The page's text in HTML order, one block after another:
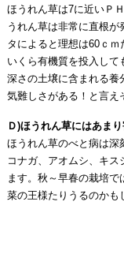
ほうれん草は7に近いＰ
うれん草は非常に直根
タによると理想は60ｃ
いくら有機質を投入し
深さの土壌に含まれる養
気難しさがある！と言え
Ｄ)ほうれん草にはあま
ほうれん草のべと病は深
コナガ、アオムシ、キ
ます。秋～早春の栽培
菜の王様たりうるのかも